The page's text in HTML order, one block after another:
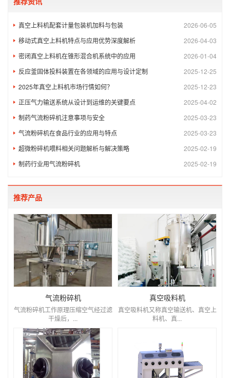
2026-06-05
真空上料机配套计量包装机加料与包装
2026-04-03
移动式真空上料机特点与应用优势深度解析
2026-01-04
密闭真空上料机在锥形混合机系统中的应用
2025-12-25
反应釜固体投料装置在各领域的应用与设计定制
2025-12-23
2025年真空上料机市场行情如何？
2025-04-02
正压气力输送系统从设计到运维的关键要点
2025-03-23
制药气流粉碎机注意事项与安全​
2025-03-23
气流粉碎机在食品行业的应用与特点
2025-02-19
超微粉碎机喂料相关问题解析与解决策略
2025-02-19
制药行业用气流粉碎机
推荐产品
气流粉碎机
气流粉碎机工作原理压缩空气经过滤
干燥后，...
真空吸料机
真空吸料机又称真空输送机、真空上
料机、真...